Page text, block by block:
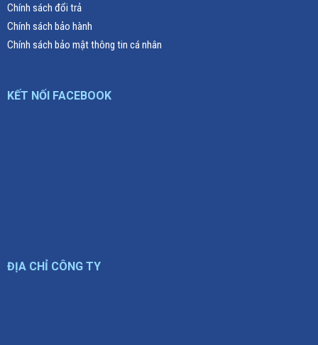
Chính sách đổi trả
Chính sách bảo hành
Chính sách bảo mật thông tin cá nhân
KẾT NỐI FACEBOOK
ĐỊA CHỈ CÔNG TY